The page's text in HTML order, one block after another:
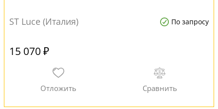
ST Luce (Италия) По запросу
15 070 ₽